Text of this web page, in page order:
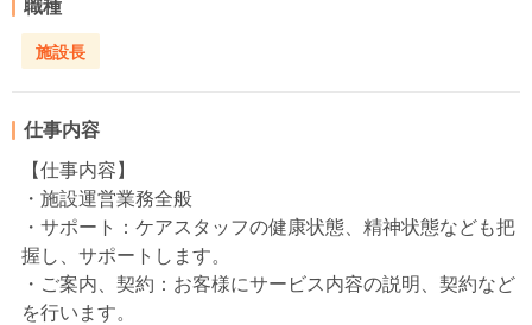
職種
施設長
仕事内容
【仕事内容】
・施設運営業務全般
・サポート：ケアスタッフの健康状態、精神状態なども把
握し、サポートします。
・ご案内、契約：お客様にサービス内容の説明、契約など
を行います。